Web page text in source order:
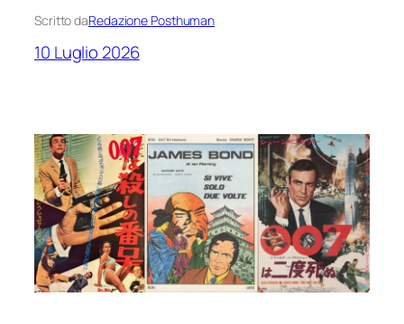
Scritto daRedazione Posthuman
10 Luglio 2026